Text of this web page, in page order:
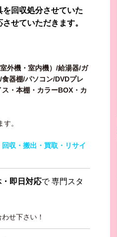
回収処分させていた
せていただきます。
外機・室内機）/給湯器/ガ
器棚/パソコン/DVDプレ
・本棚・カラーBOX・カ
。
回収・搬出・買取・リサイ
即日対応で 専門スタ
せ下さい！